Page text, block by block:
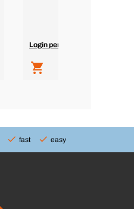
Login per vedere i prezzi
fast easy